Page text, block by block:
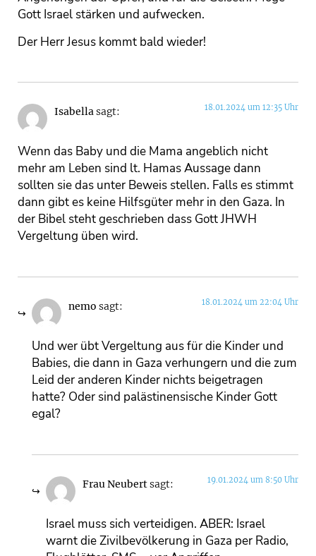
Gott Israel stärken und aufwecken.
Der Herr Jesus kommt bald wieder!
Isabellasagt: 18.01.2024 um 12:35 Uhr
Wenn das Baby und die Mama angeblich nicht
mehr am Leben sind lt. Hamas Aussage dann
sollten sie das unter Beweis stellen. Falls es stimmt
dann gibt es keine Hilfsgüter mehr in den Gaza. In
der Bibel steht geschrieben dass Gott JHWH
Vergeltung üben wird.
nemo sagt: 18.01.2024 um 22:04 Uhr
Und wer übt Vergeltung aus für die Kinder und
Babies, die dann in Gaza verhungern und die zum
Leid der anderen Kinder nichts beigetragen
hatte? Oder sind palästinensische Kinder Gott
egal?
Frau Neubertsagt: 19.01.2024 um 8:50 Uhr
Israel muss sich verteidigen. ABER: Israel
warnt die Zivilbevölkerung in Gaza per Radio,